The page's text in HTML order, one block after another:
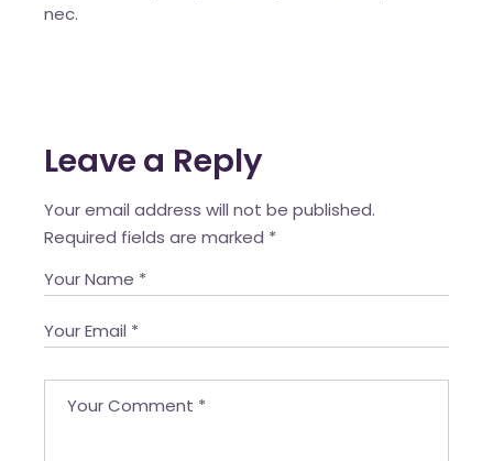
nec.
Leave a Reply
Your email address will not be published.
Required fields are marked *